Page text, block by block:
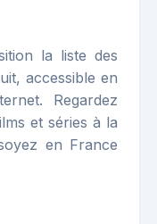
la liste des
accessible en
Regardez
et séries à la
en France